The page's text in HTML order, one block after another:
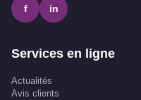
f in
Services en ligne
Actualités
Avis clients